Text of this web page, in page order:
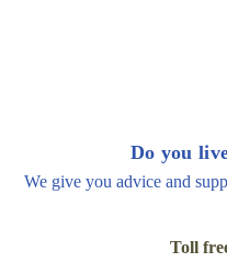
Do you
We give you advice and
Toll